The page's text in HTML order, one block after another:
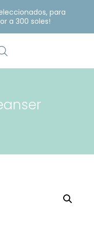
para
a 300 soles!